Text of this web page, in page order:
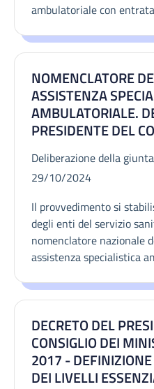
DGR N. 1251 DEL
CONCERTO CON IL
DELL’ECONOMIA E
25 NOVEMBRE
GAZZETTA
302 DEL 27
ambulatoriale con
NOMENCLATORE
ASSISTENZA
AMBULATORIALE.
PRESIDENTE DEL
"DEFINIZIONE E
LIVELLI ESSENZIALI
CUI ALL'ART. 1,
LEGISLATIVO 30
APPLICABILITÀ AL
REGIONALE.
Deliberazione della
29/10/2024
Il provvedimento si
degli enti del servizio
nomenclatore nazionale
assistenza specialistica
12 gennaio 2017 e alle
DECRETO DEL
CONSIGLIO DEI
2017 -
DEI LIVELLI